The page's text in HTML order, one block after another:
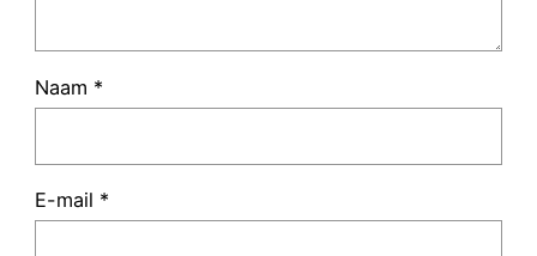
Naam *
E-mail *